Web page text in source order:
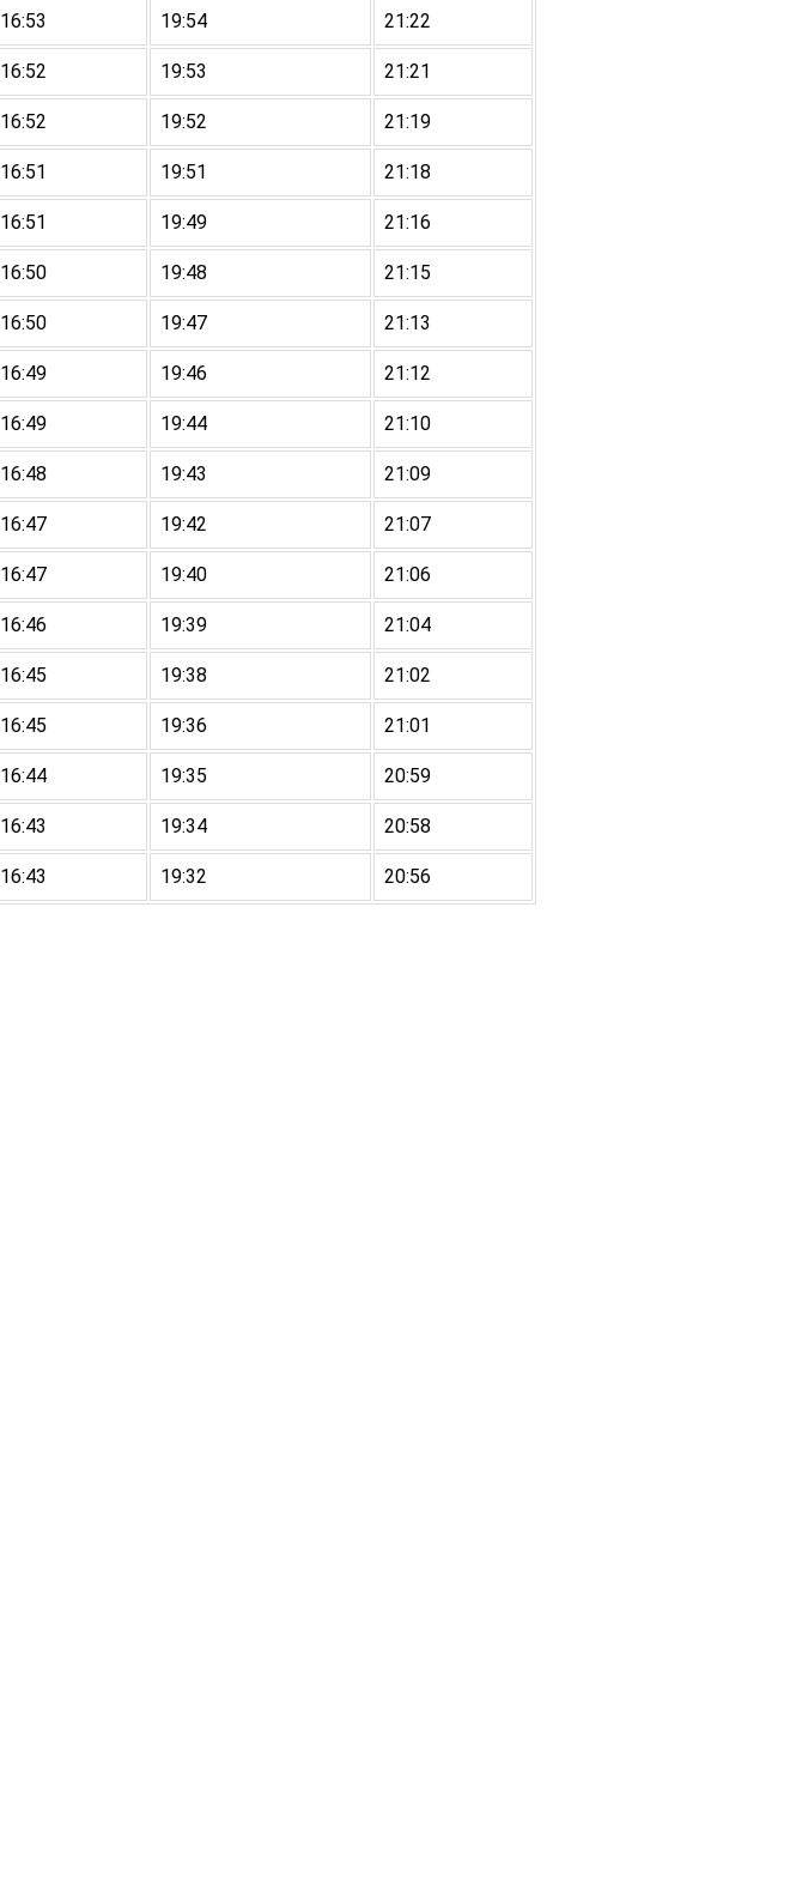
16:53 19:54 21:22
16:52 19:53 21:21
16:52 19:52 21:19
16:51 19:51 21:18
16:51 19:49 21:16
16:50 19:48 21:15
16:50 19:47 21:13
16:49 19:46 21:12
16:49 19:44 21:10
16:48 19:43 21:09
16:47 19:42 21:07
16:47 19:40 21:06
16:46 19:39 21:04
16:45 19:38 21:02
16:45 19:36 21:01
16:44 19:35 20:59
16:43 19:34 20:58
16:43 19:32 20:56